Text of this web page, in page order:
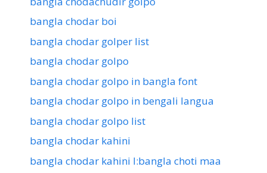
bangla chodar boi
bangla chodar golper list
bangla chodar golpo
bangla chodar golpo in bangla font
bangla chodar golpo in bengali langua
bangla chodar golpo list
bangla chodar kahini
bangla chodar kahini l:bangla choti maa